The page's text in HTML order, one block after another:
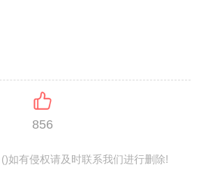
856
如有侵权请及时联系我们进行删除!